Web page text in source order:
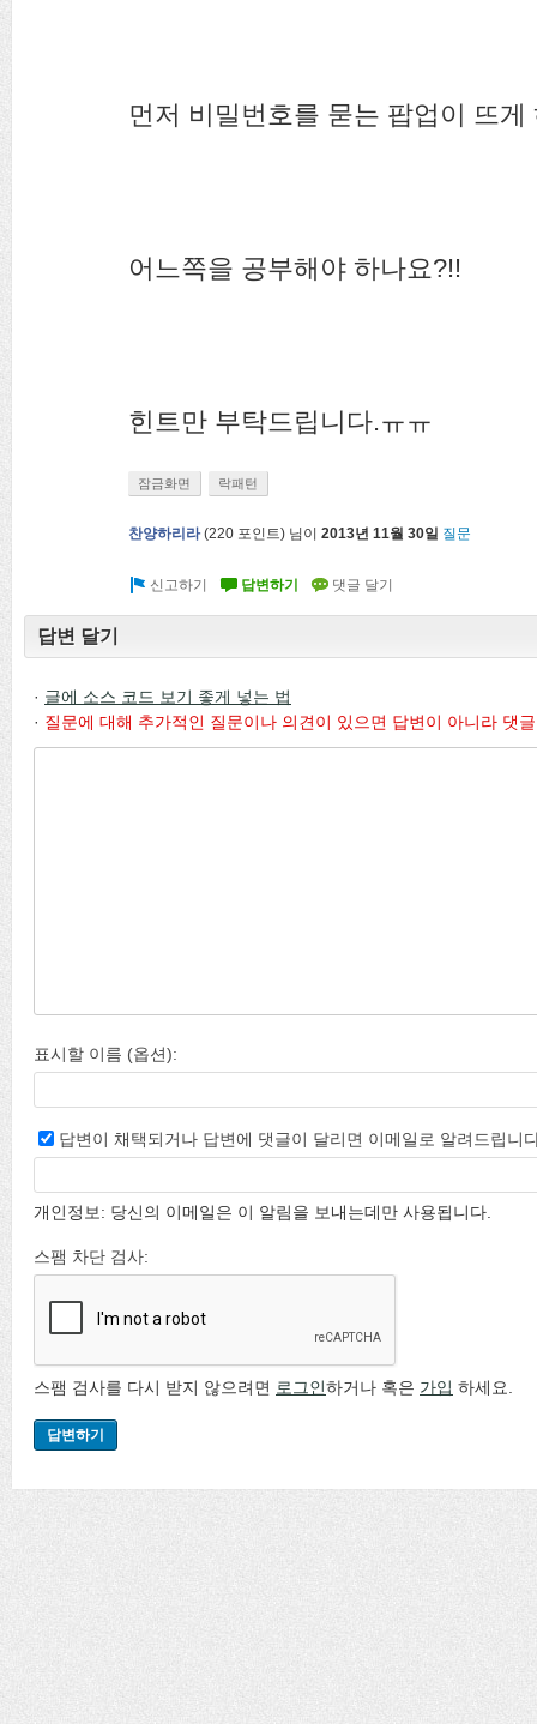
먼저 비밀번호를 묻는 팝업이 뜨게
어느쪽을 공부해야 하나요?!!
힌트만 부탁드립니다.ㅠㅠ
잠금화면 락패턴
찬양하리라 (220 포인트) 님이 2013년 11월 30일 질문
답변 달기
· 글에 소스 코드 보기 좋게 넣는 법
· 질문에 대해 추가적인 질문이나 의견이 있으면 답변이 아니라 댓
표시할 이름 (옵션):
답변이 채택되거나 답변에 댓글이 달리면 이메일로 알려드립니
개인정보: 당신의 이메일은 이 알림을 보내는데만 사용됩니다.
스팸 차단 검사:
스팸 검사를 다시 받지 않으려면 로그인하거나 혹은 가입 하세요.